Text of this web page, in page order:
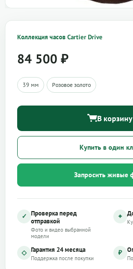
Коллекция часов Cartier Drive
84 500 ₽
39 мм Розовое золото
В корзину
Купить в один
Запросить живые
✓ Проверка перед
отправкой
Фото и видео выбранной
модели
⌖
◇ Гарантия 24 месяца
Поддержка после покупки
₽